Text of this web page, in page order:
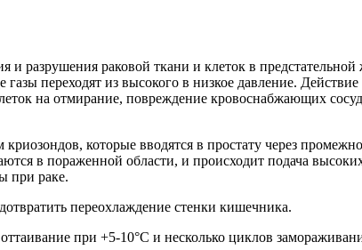
разрушения раковой ткани и клеток в
переходят из высокого в низкое давление.
на отмирание, повреждение кровоснабжающих
которые вводятся в простату через
в пораженной области, и происходит подача
при раке.
переохлаждение стенки кишечника.
при +5-10°C и несколько циклов